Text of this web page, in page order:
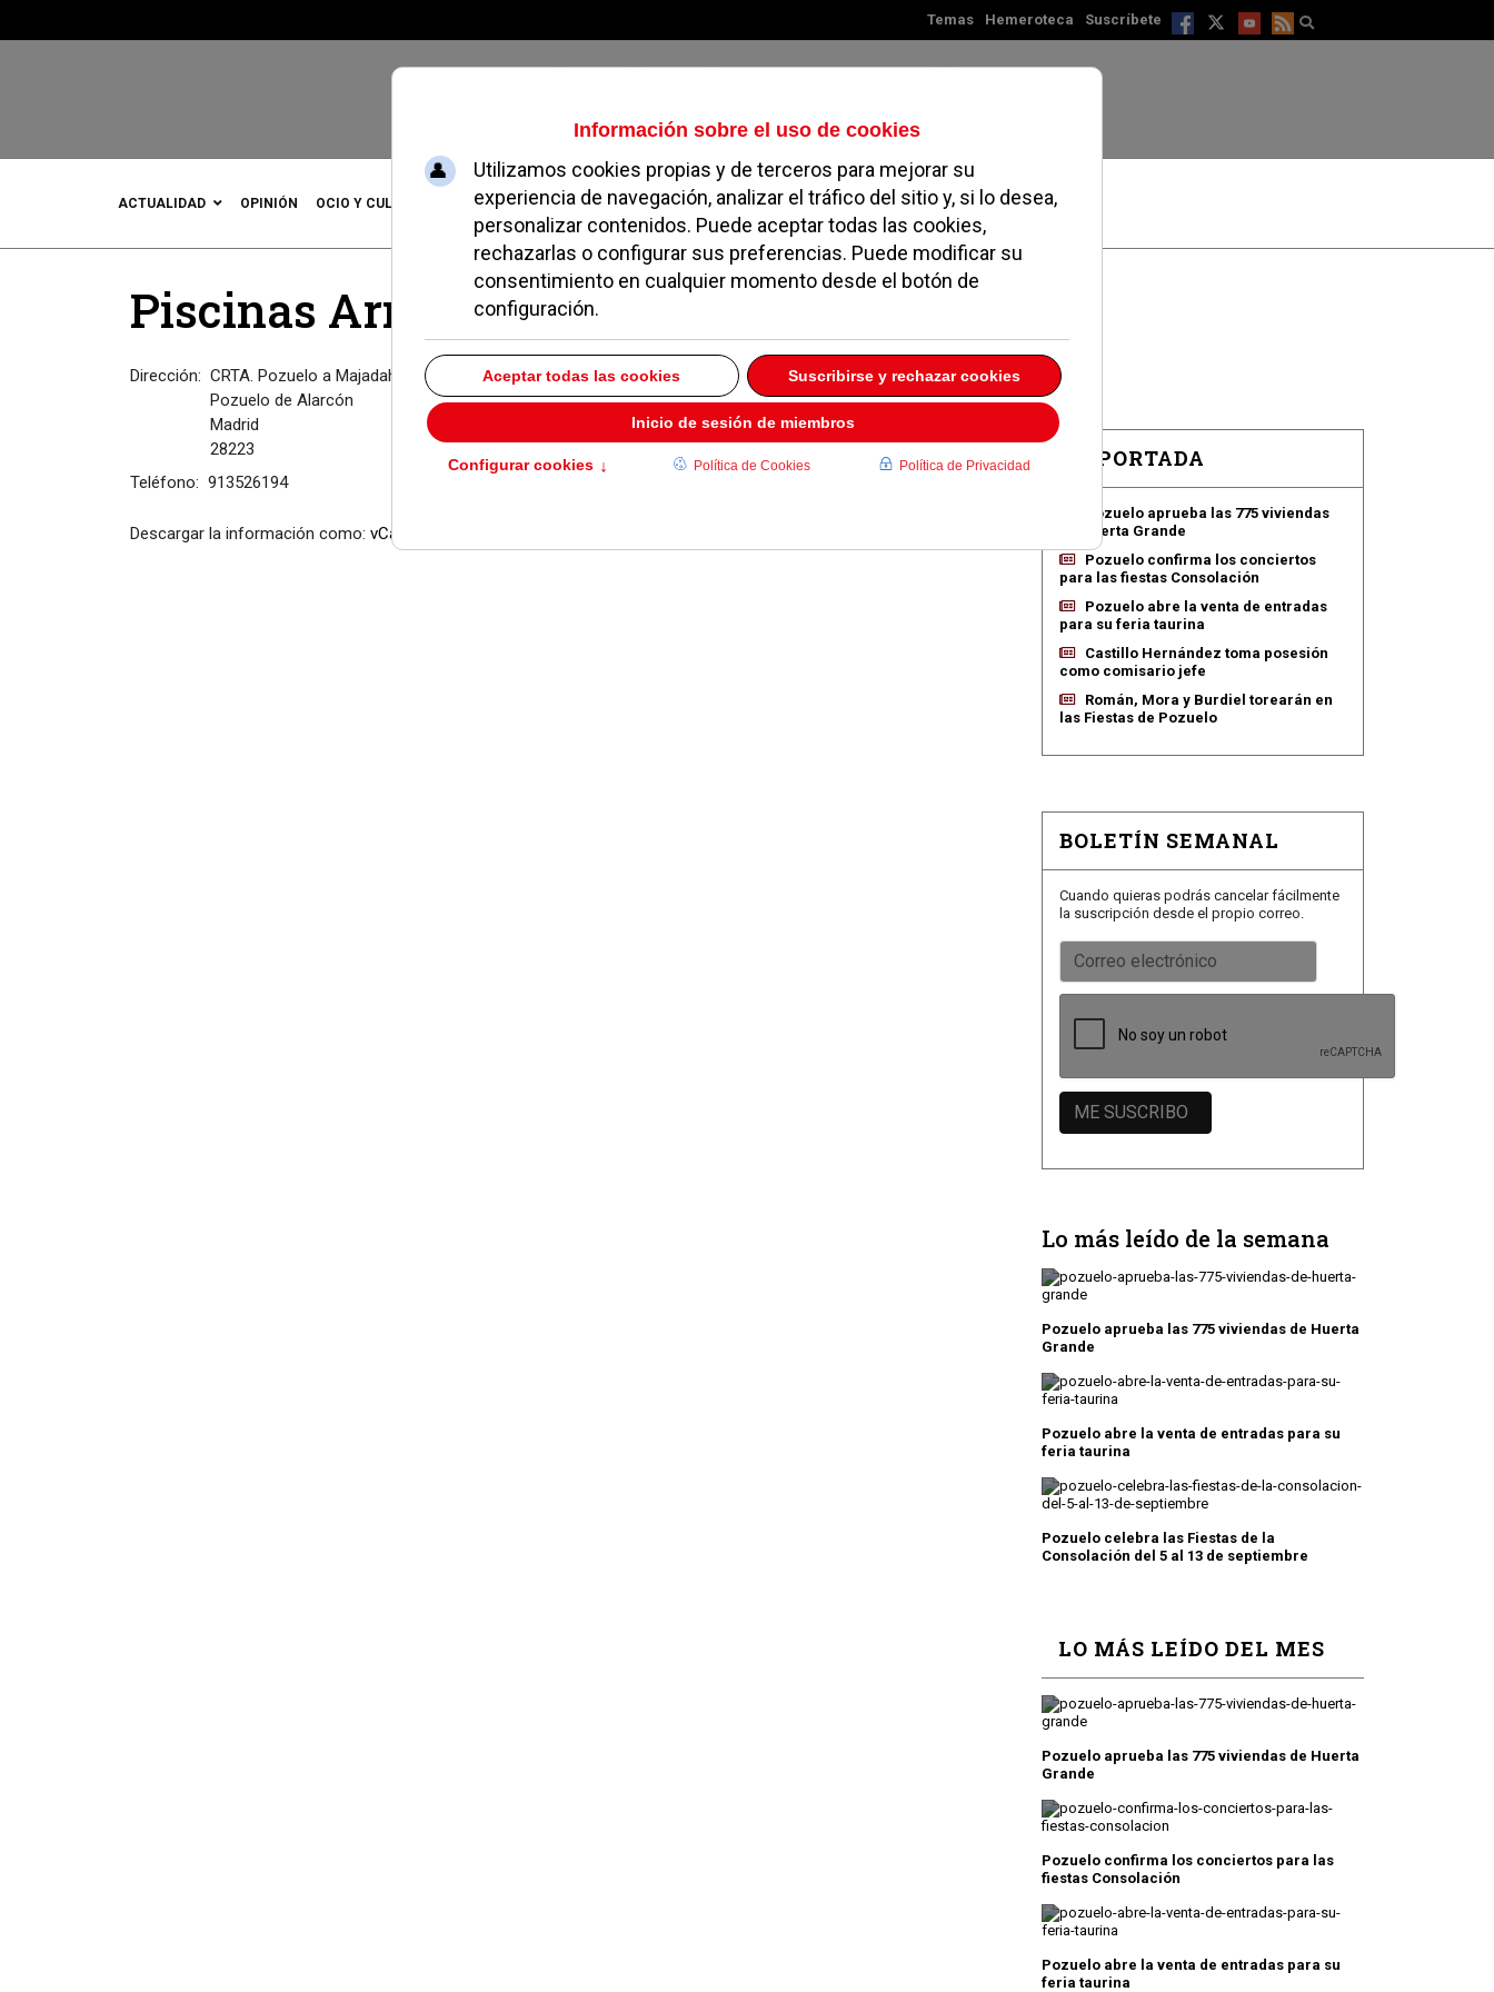
Temas Hemeroteca Suscríbete
Jueves, 06 de agosto de 2026
ACTUALIDAD OPINIÓN OCIO Y CULTURA DEPORTES MADRID NOROESTE SOCIEDAD MAGAZINE SERVICIOS
Piscinas Arnaldo Ripio
Dirección: CRTA. Pozuelo a Majadahonda, KM 2.600 CC. Monteclaro 8
Pozuelo de Alarcón
Madrid
28223
Teléfono: 913526194
Descargar la información como: vCard
EN PORTADA
Pozuelo aprueba las 775 viviendas
de Huerta Grande
Pozuelo confirma los conciertos
para las fiestas Consolación
Pozuelo abre la venta de entradas
para su feria taurina
Castillo Hernández toma posesión
como comisario jefe
Román, Mora y Burdiel torearán en
las Fiestas de Pozuelo
BOLETÍN SEMANAL
Cuando quieras podrás cancelar fácilmente
la suscripción desde el propio correo.
Lo más leído de la semana
Pozuelo aprueba las 775 viviendas de Huerta
Grande
Pozuelo abre la venta de entradas para su
feria taurina
Pozuelo celebra las Fiestas de la
Consolación del 5 al 13 de septiembre
LO MÁS LEÍDO DEL MES
Pozuelo aprueba las 775 viviendas de Huerta
Grande
Pozuelo confirma los conciertos para las
fiestas Consolación
Pozuelo abre la venta de entradas para su
feria taurina